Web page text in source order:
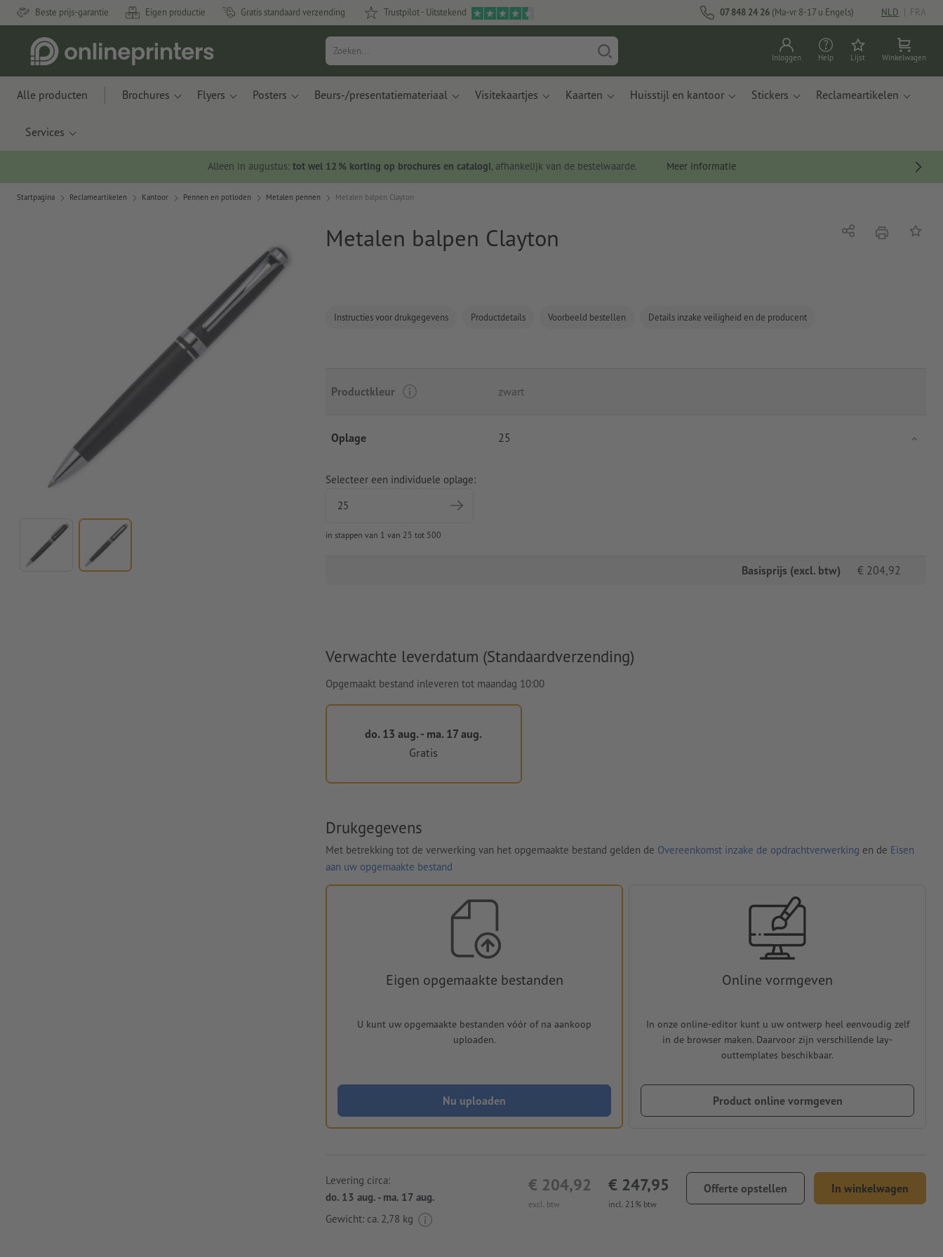
Beste prijs-garantie Eigen productie Gratis standaard verzending Trustpilot - Uitstekend 07 848 24 26 (Ma-vr 8-17 u Engels) NLD | FRA
Inloggen Help Lijst Winkelwagen
Alle producten Brochures Flyers Posters Beurs-/presentatiemateriaal Visitekaartjes Kaarten Huisstijl en kantoor Stickers Reclameartikelen
Services
Alleen in augustus: tot wel 12 % korting op brochures en catalogi, afhankelijk van de bestelwaarde. Meer informatie
Startpagina Reclameartikelen Kantoor Pennen en potloden Metalen pennen Metalen balpen Clayton
Metalen balpen Clayton
Instructies voor drukgegevens Productdetails Voorbeeld bestellen Details inzake veiligheid en de producent
Delen afdrukkenOp de
Productkleur zwart
Oplage 25
Selecteer een individuele oplage:
in stappen van 1 van 25 tot 500
Basisprijs (excl. btw) € 204,92
Verwachte leverdatum (Standaardverzending)
Opgemaakt bestand inleveren tot maandag 10:00
do. 13 aug. - ma. 17 aug.
Gratis
Drukgegevens
Met betrekking tot de verwerking van het opgemaakte bestand gelden de Overeenkomst inzake de opdrachtverwerking en de Eisen
aan uw opgemaakte bestand
Eigen opgemaakte bestanden
U kunt uw opgemaakte bestanden vóór of na aankoop
uploaden.
Nu uploaden
Online vormgeven
In onze online-editor kunt u uw ontwerp heel eenvoudig zelf
in de browser maken. Daarvoor zijn verschillende lay-
outtemplates beschikbaar.
Product online vormgeven
excl. btw
€ 204,92
incl. 21% btw
€ 247,95 Offerte opstellen In winkelwagen
Levering circa:
do. 13 aug. - ma. 17 aug.
Gewicht: ca. 2,78 kg